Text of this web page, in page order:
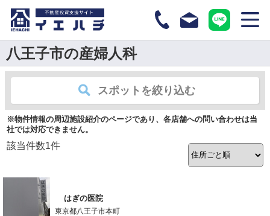
八王子市の産婦人科
スポットを絞り込む
※物件情報の周辺施設紹介のページであり、各店舗への問い合わせは当
社では対応できません。
該当件数1件
はぎの医院
東京都八王子市本町